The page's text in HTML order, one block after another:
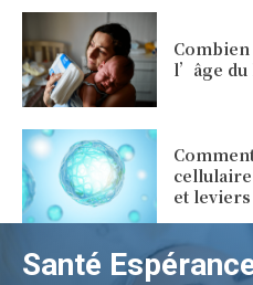
l’âge du
et
Santé